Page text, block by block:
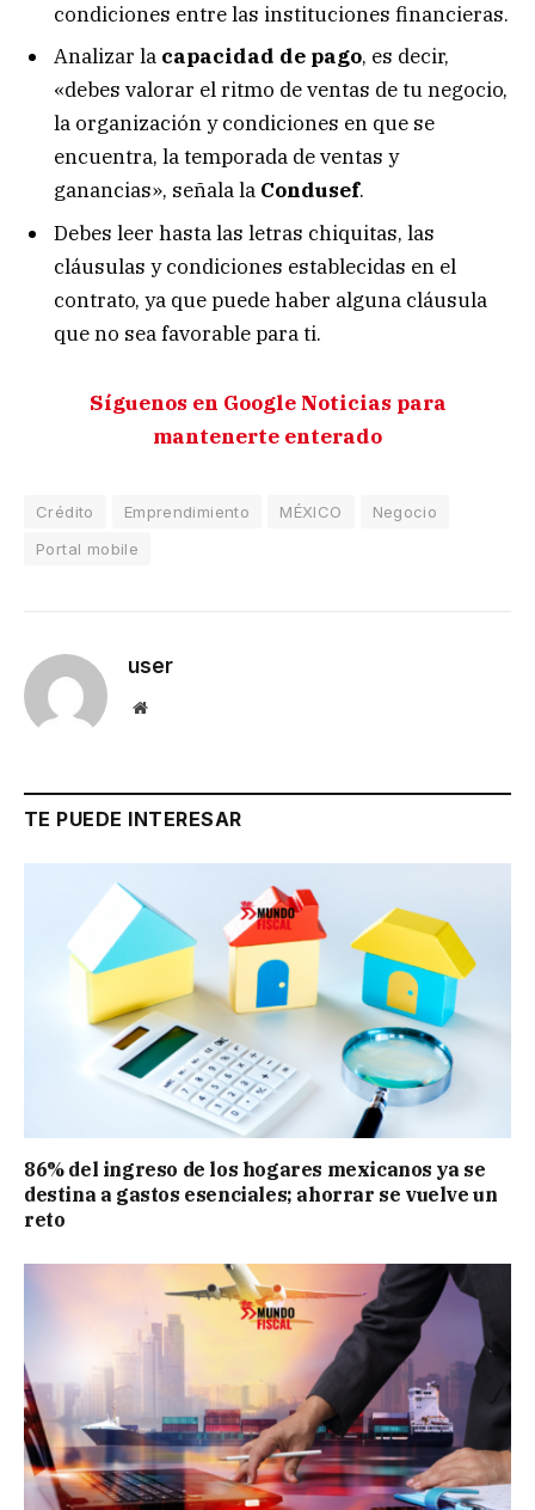
condiciones entre las instituciones financieras.
Analizar la capacidad de pago, es decir,
«debes valorar el ritmo de ventas de tu negocio,
la organización y condiciones en que se
encuentra, la temporada de ventas y
ganancias», señala la Condusef.
Debes leer hasta las letras chiquitas, las
cláusulas y condiciones establecidas en el
contrato, ya que puede haber alguna cláusula
que no sea favorable para ti.
Síguenos en Google Noticias para
mantenerte enterado
Crédito Emprendimiento MÉXICO
Negocio
Portal mobile
user
Website
TE PUEDE INTERESAR
86% del ingreso de los hogares mexicanos ya se
destina a gastos esenciales; ahorrar se vuelve un
reto